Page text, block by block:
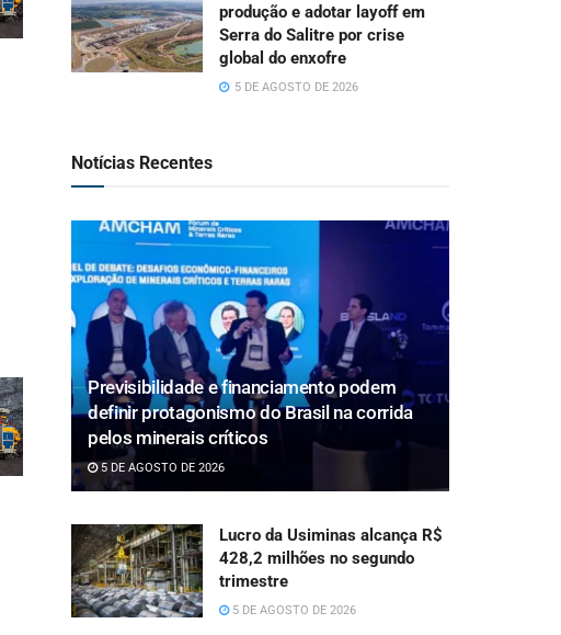
produção e adotar layoff em
Serra do Salitre por crise
global do enxofre
5 DE AGOSTO DE 2026
Notícias Recentes
Previsibilidade e financiamento podem
definir protagonismo do Brasil na corrida
pelos minerais críticos
5 DE AGOSTO DE 2026
Lucro da Usiminas alcança R$
428,2 milhões no segundo
trimestre
5 DE AGOSTO DE 2026